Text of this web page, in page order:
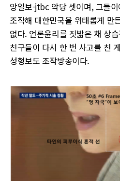
앙일보-jtbc 악당 셋이며, 그들
조작해 대한민국을 위태롭게 만
없다. 언론윤리를 짓밟은 채 상
친구들이 다시 한 번 사고를 친
성형보도 조작방송이다.